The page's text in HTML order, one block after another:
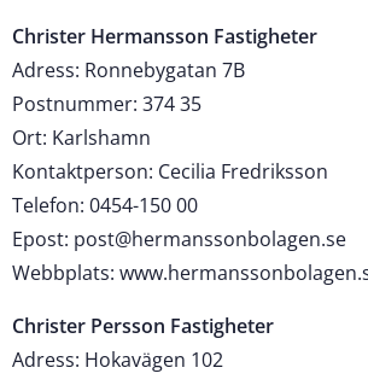
Christer Hermansson Fastigheter
Adress: Ronnebygatan 7B
Postnummer: 374 35
Ort: Karlshamn
Kontaktperson: Cecilia Fredriksson
Telefon: 0454-150 00
Epost: post@hermanssonbolagen.se
Webbplats:
Christer Persson Fastigheter
Adress: Hokavägen 102